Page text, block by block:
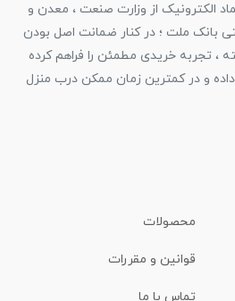
الکترونیک از وزارت صنعت ، معدن و
بانک ملت ؛ در کنار ضمانت اصل بودن
، تجربه خریدی مطمئن را فراهم کرده
و در کمترین زمان ممکن درب منزل
محصولات
قوانین و مقررات
تماس با ما